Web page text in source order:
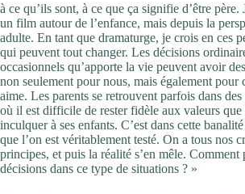
à ce qu’ils sont, à ce que ça signifie d’être
un film autour de l’enfance, mais depuis la
adulte. En tant que dramaturge, je crois en ces
qui peuvent tout changer. Les décisions
occasionnels qu’apporte la vie peuvent avoir
non seulement pour nous, mais également pour
aime. Les parents se retrouvent parfois dans
où il est difficile de rester fidèle aux valeurs que
inculquer à ses enfants. C’est dans cette
que l’on est véritablement testé. On a tous nos
principes, et puis la réalité s’en mêle. Comment
décisions dans ce type de situations ? »